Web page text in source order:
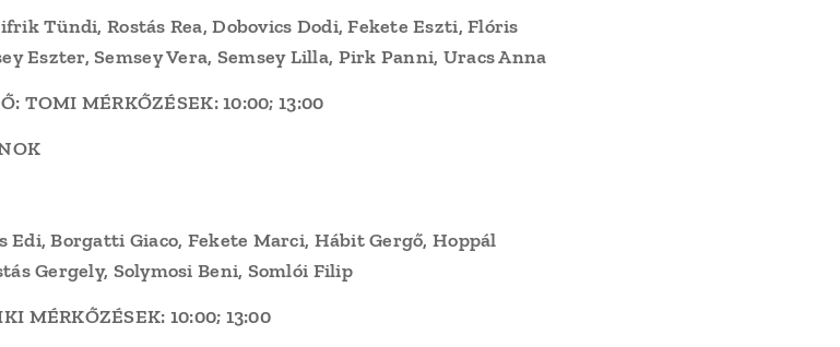
Tündi, Rostás Rea, Dobovics Dodi, Fekete Eszti, Flóris
Eszter, Semsey Vera, Semsey Lilla, Pirk Panni, Uracs Anna
TOMI MÉRKŐZÉSEK: 10:00; 13:00
Edi, Borgatti Giaco, Fekete Marci, Hábit Gergő, Hoppál
Gergely, Solymosi Beni, Somlói Filip
MÉRKŐZÉSEK: 10:00; 13:00